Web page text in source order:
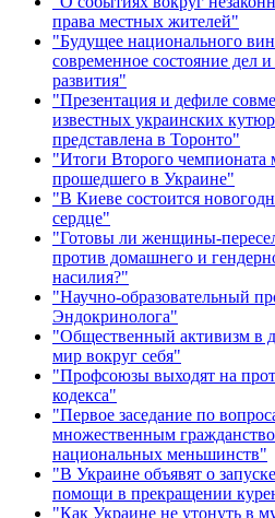
права местных жителей"
"Будущее национального
современное состояние дел
развития"
"Презентация и дефиле
известных украинских
представлена в Торонто"
"Итоги Второго чемпионата
прошедшего в Украине"
"В Киеве состоится
сердце"
"Готовы ли женщины-
против домашнего и
насилия?"
"Научно-образовательный
Эндокринолога"
"Общественный активизм в
мир вокруг себя"
"Профсоюзы выходят на
кодекса"
"Первое заседание по
множественным
национальных меньшинств"
"В Украине объявят о
помощи в прекращении
"Как Украине не утонуть в